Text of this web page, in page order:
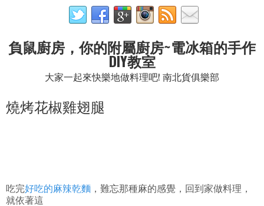
負鼠廚房，你的附屬廚房~電冰箱的手作
DIY教室
大家一起來快樂地做料理吧! 南北貨俱樂部
燒烤花椒雞翅腿
吃完好吃的麻辣乾麵 ，難忘那種麻的感覺，回到家做料理，
就依著這